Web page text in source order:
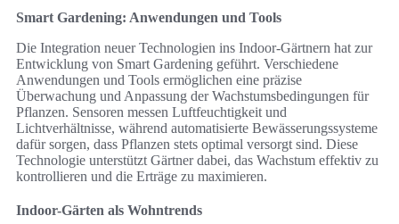
Smart Gardening: Anwendungen und Tools
Die Integration neuer Technologien ins Indoor-Gärtnern hat zur
Entwicklung von Smart Gardening geführt. Verschiedene
Anwendungen und Tools ermöglichen eine präzise
Überwachung und Anpassung der Wachstumsbedingungen für
Pflanzen. Sensoren messen Luftfeuchtigkeit und
Lichtverhältnisse, während automatisierte Bewässerungssysteme
dafür sorgen, dass Pflanzen stets optimal versorgt sind. Diese
Technologie unterstützt Gärtner dabei, das Wachstum effektiv zu
kontrollieren und die Erträge zu maximieren.
Indoor-Gärten als Wohntrends